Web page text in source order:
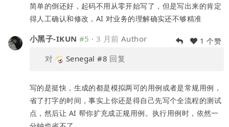
简单的倒还好，起码不用从零开始写了，但是写出来的肯定
得人工确认和修改，AI 对业务的理解确实还不够精准
小黑子-IKUN #5 · 3 月前 Author 1 个赞
对 Senegal #8 回复
写的是挺快，生成的都是模拟两可的用例或者是常规用例，
省了打字的时间，事实上你还是得自己先写个全流程的测试
点，然后让 AI 帮你扩充成正规用例。执行用例时，依然一